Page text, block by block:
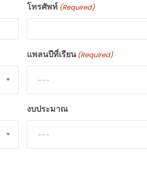
โทรศัพท์ (Required)
แพลนปีที่เรียน (Required)
---
งบประมาณ
---